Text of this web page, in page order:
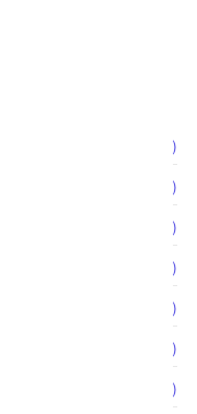
(4)
(1)
(1)
(4)
(1)
(3)
(6)